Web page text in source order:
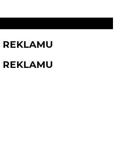
REKLAMU
REKLAMU